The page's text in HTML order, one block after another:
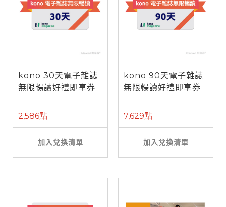
kono 30天電子雜誌
無限暢讀好禮即享券
2,586點
加入兌換清單
kono 90天電子雜誌
無限暢讀好禮即享券
7,629點
加入兌換清單